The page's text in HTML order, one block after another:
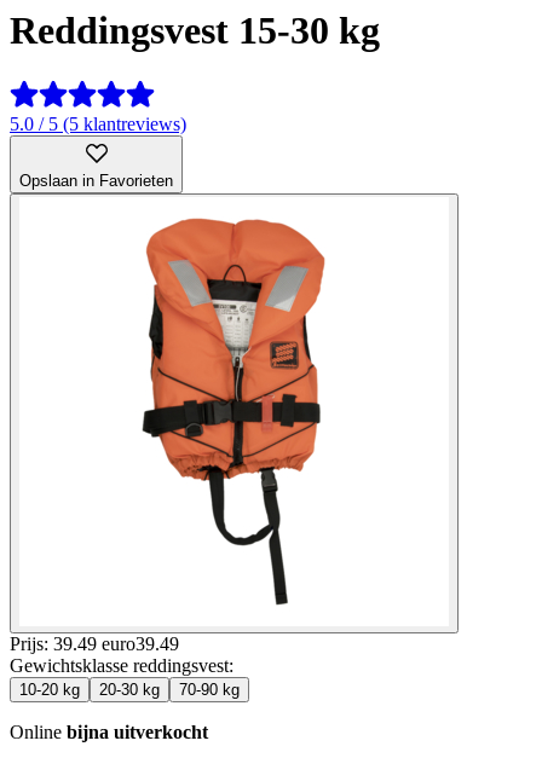
Reddingsvest 15-30 kg
5.0 / 5 (5 klantreviews)
Opslaan in Favorieten
Prijs: 39.49 euro39.49
Gewichtsklasse reddingsvest:
10-20 kg 20-30 kg 70-90 kg
Online bijna uitverkocht